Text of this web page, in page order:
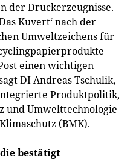
der Druckerzeugnisse.
Kuvert‘ nach der
Umweltzeichens für
einen wichtigen
DI Andreas Tschulik,
Produktpolitik,
und Umwelttechnologie
(BMK).
bestätigt